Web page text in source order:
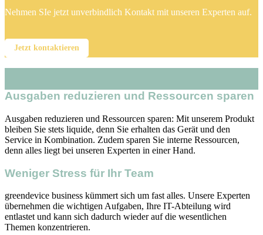
Nehmen SIe jetzt unverbindlich Kontakt mit unseren Experten auf.
Jetzt kontaktieren
Ausgaben reduzieren und Ressourcen sparen
Ausgaben reduzieren und Ressourcen sparen: Mit unserem Produkt
bleiben Sie stets liquide, denn Sie erhalten das Gerät und den
Service in Kombination. Zudem sparen Sie interne Ressourcen,
denn alles liegt bei unseren Experten in einer Hand.
Weniger Stress für Ihr Team
greendevice business kümmert sich um fast alles. Unsere Experten
übernehmen die wichtigen Aufgaben, Ihre IT-Abteilung wird
entlastet und kann sich dadurch wieder auf die wesentlichen
Themen konzentrieren.